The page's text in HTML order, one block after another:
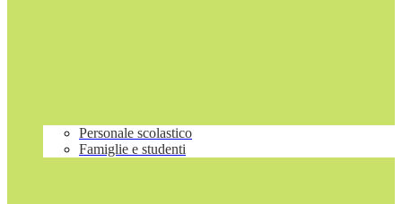
Personale scolastico
Famiglie e studenti